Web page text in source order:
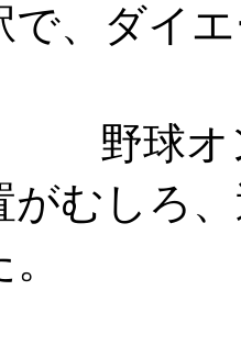
で、ダイ
チの
がむしろ